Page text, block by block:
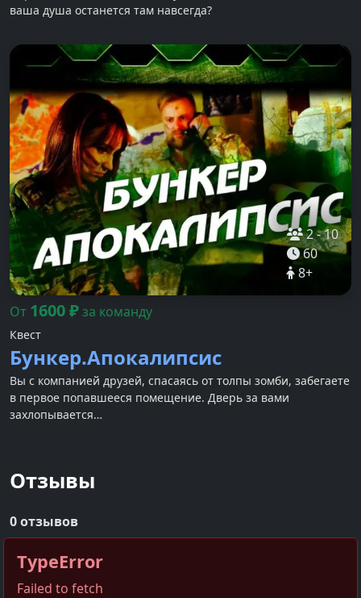
ваша душа останется там навсегда?
2-10
60
8+
От 1600₽за команду
Квест
Бункер.Апокалипсис
Вы с компанией друзей, спасаясь от толпы зомби, забегаете
в первое попавшееся помещение. Дверь за вами
захлопывается…
Отзывы
0 отзывов
TypeError
Failed to fetch